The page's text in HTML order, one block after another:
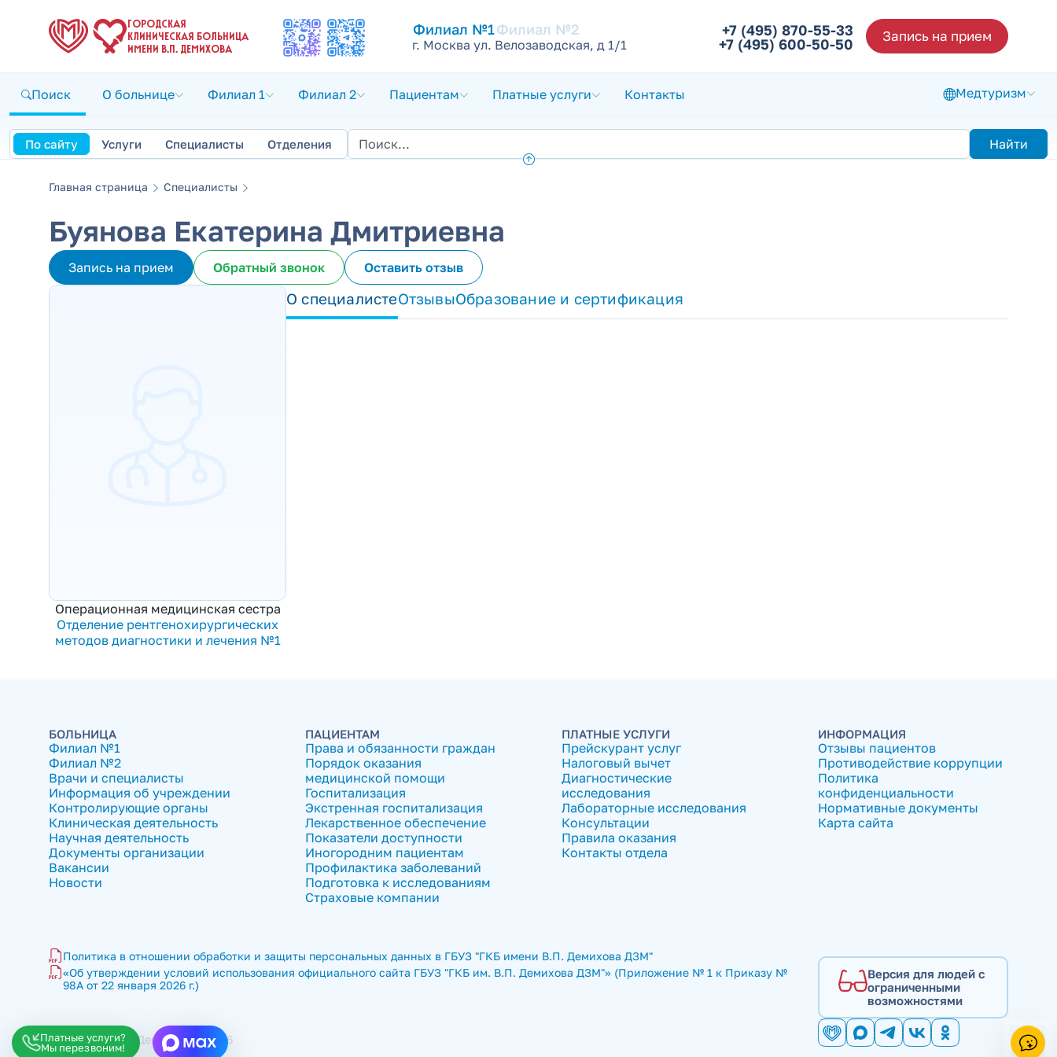
ГОРОДСКАЯ
КЛИНИЧЕСКАЯ БОЛЬНИЦА
ИМЕНИ В.П. ДЕМИХОВА
Филиал №1Филиал №2
г. Москва ул. Велозаводская, д 1/1
+7 (495) 870-55-33
+7 (495) 600-50-50
Запись на прием
Поиск О больнице Филиал 1 Филиал 2 Пациентам Платные услуги Контакты Медтуризм
По сайту Услуги Специалисты Отделения Найти
Главная страница Специалисты
Буянова Екатерина Дмитриевна
Запись на прием Обратный звонок Оставить отзыв
Операционная медицинская сестра
Отделение рентгенохирургических
методов диагностики и лечения №1
О специалистеОтзывыОбразование и сертификация
БОЛЬНИЦА
Филиал №1
Филиал №2
Врачи и специалисты
Информация об учреждении
Контролирующие органы
Клиническая деятельность
Научная деятельность
Документы организации
Вакансии
Новости
ПАЦИЕНТАМ
Права и обязанности граждан
Порядок оказания
медицинской помощи
Госпитализация
Экстренная госпитализация
Лекарственное обеспечение
Показатели доступности
Иногородним пациентам
Профилактика заболеваний
Подготовка к исследованиям
Страховые компании
ПЛАТНЫЕ УСЛУГИ
Прейскурант услуг
Налоговый вычет
Диагностические
исследования
Лабораторные исследования
Консультации
Правила оказания
Контакты отдела
ИНФОРМАЦИЯ
Отзывы пациентов
Противодействие коррупции
Политика
конфиденциальности
Нормативные документы
Карта сайта
Политика в отношении обработки и защиты персональных данных в ГБУЗ "ГКБ имени В.П. Демихова ДЗМ"
«Об утверждении условий использования официального сайта ГБУЗ "ГКБ им. В.П. Демихова ДЗМ"» (Приложение № 1 к Приказу №
98А от 22 января 2026 г.)
Версия для людей с
ограниченными
возможностями
ГКБ имени В.П. Демихова © 2026
Платные услуги?
Мы перезвоним!